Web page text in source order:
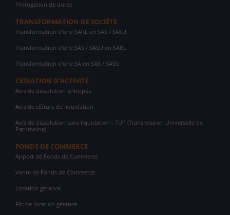
Prorogation de durée
TRANSFORMATION DE SOCIÉTÉ
Transformation d'une SARL en SAS / SASU
Transformation d'une SAS / SASU en SARL
Transformation d'une SA en SAS / SASU
CESSATION D'ACTIVITÉ
Avis de dissolution anticipée
Avis de clôture de liquidation
Avis de dissolution sans liquidation - TUP (Transmission Universelle de
Patrimoine)
FONDS DE COMMERCE
Apport de Fonds de Commerce
Vente de Fonds de Commerce
Location gérance
Fin de location gérance